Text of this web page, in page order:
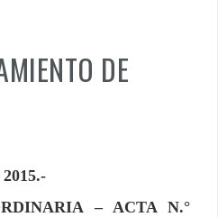
DE
– ACTA N.°